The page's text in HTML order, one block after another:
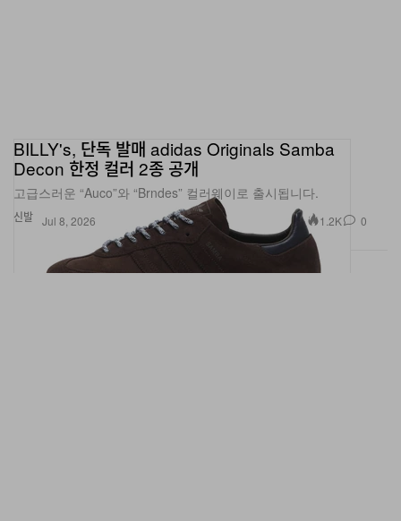
신발
Decon 한정 컬러 2종 공개
고급스러운 “Auco”와 “Brndes” 컬러웨이로 출시됩니다.
Jul 8, 2026